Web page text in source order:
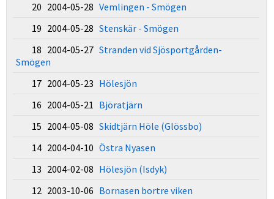
20 2004-05-28 Vemlingen - Smögen
19 2004-05-28 Stenskär - Smögen
18 2004-05-27 Stranden vid Sjösportgården-
Smögen
17 2004-05-23 Hölesjön
16 2004-05-21 Björatjärn
15 2004-05-08 Skidtjärn Höle (Glössbo)
14 2004-04-10 Östra Nyasen
13 2004-02-08 Hölesjön (Isdyk)
12 2003-10-06 Bornasen bortre viken